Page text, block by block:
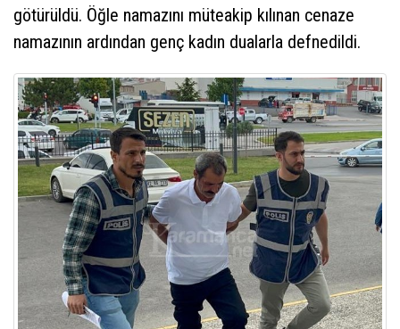
götürüldü. Öğle namazını müteakip kılınan cenaze
namazının ardından genç kadın dualarla defnedildi.